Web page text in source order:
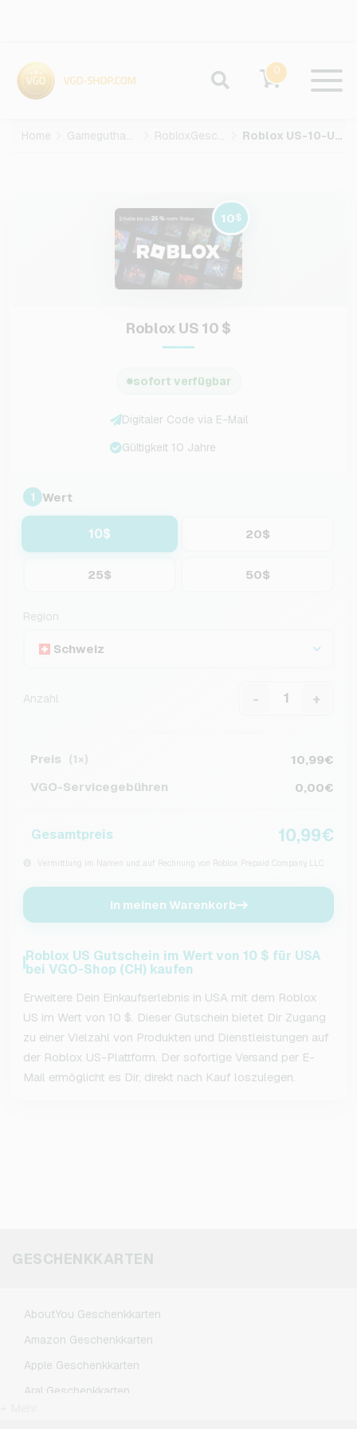
0
Home Gameguthaben RobloxGeschenkkarte Roblox US-10-USD
10$
Roblox US 10 $
sofort verfügbar
Digitaler Code via E-Mail
Gültigkeit 10 Jahre
1 Wert
10$ 20$
25$ 50$
Region
Schweiz
Anzahl - +
Preis (1×)
10,99€
VGO-Servicegebühren
0,00€
Gesamtpreis 10,99€
Vermittlung im Namen und auf Rechnung von Roblox Prepaid Company, LLC
In meinen Warenkorb
Roblox US Gutschein im Wert von 10 $ für USA
bei VGO-Shop (CH) kaufen
Erweitere Dein Einkaufserlebnis in USA mit dem Roblox
US im Wert von 10 $. Dieser Gutschein bietet Dir Zugang
zu einer Vielzahl von Produkten und Dienstleistungen auf
der Roblox US-Plattform. Der sofortige Versand per E-
Mail ermöglicht es Dir, direkt nach Kauf loszulegen.
GESCHENKKARTEN
AboutYou Geschenkkarten
Amazon Geschenkkarten
Apple Geschenkkarten
Aral Geschenkkarten